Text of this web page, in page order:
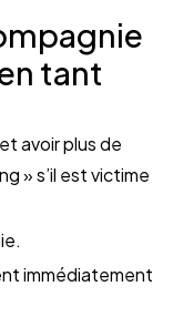
tant
avoir plus de
» s’il est victime
immédiatement